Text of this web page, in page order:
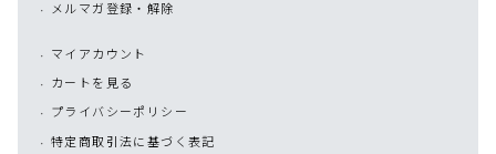
メルマガ登録・解除
マイアカウント
カートを見る
プライバシーポリシー
特定商取引法に基づく表記